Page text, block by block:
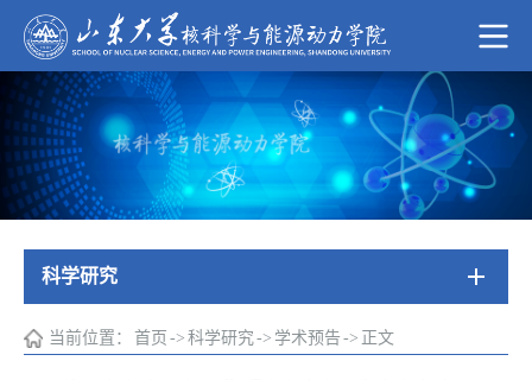
科学研究
当前位置： 首页 -> 科学研究-> 学术预告 -> 正文